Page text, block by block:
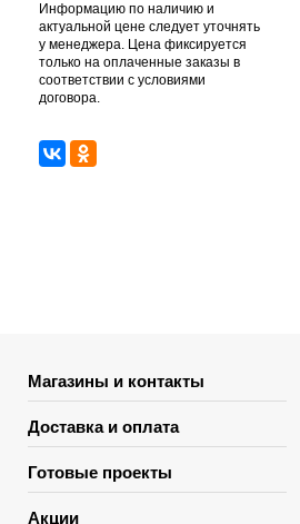
Информацию по наличию и
актуальной цене следует уточнять
у менеджера. Цена фиксируется
только на оплаченные заказы в
соответствии с условиями
договора.
Магазины и контакты
Доставка и оплата
Готовые проекты
Акции